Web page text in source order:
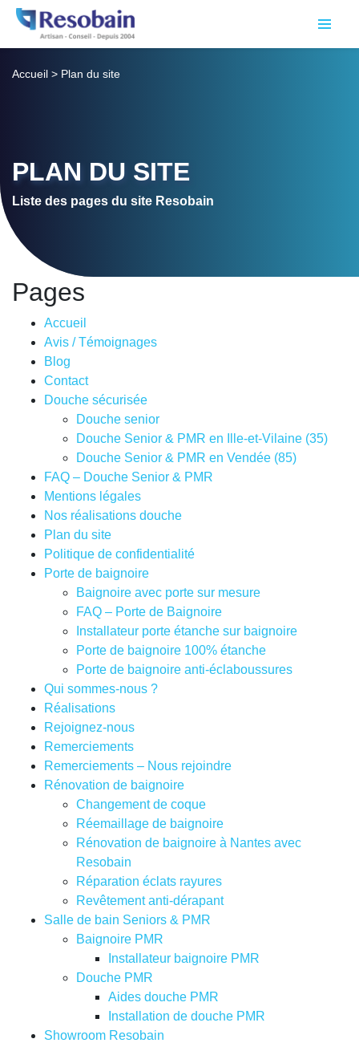
Accueil > Plan du site
PLAN DU SITE
Liste des pages du site Resobain
Pages
Accueil
Avis / Témoignages
Blog
Contact
Douche sécurisée
Douche senior
Douche Senior & PMR en Ille-et-Vilaine (35)
Douche Senior & PMR en Vendée (85)
FAQ – Douche Senior & PMR
Mentions légales
Nos réalisations douche
Plan du site
Politique de confidentialité
Porte de baignoire
Baignoire avec porte sur mesure
FAQ – Porte de Baignoire
Installateur porte étanche sur baignoire
Porte de baignoire 100% étanche
Porte de baignoire anti-éclaboussures
Qui sommes-nous ?
Réalisations
Rejoignez-nous
Remerciements
Remerciements – Nous rejoindre
Rénovation de baignoire
Changement de coque
Réemaillage de baignoire
Rénovation de baignoire à Nantes avec
Resobain
Réparation éclats rayures
Revêtement anti-dérapant
Salle de bain Seniors & PMR
Baignoire PMR
Installateur baignoire PMR
Douche PMR
Aides douche PMR
Installation de douche PMR
Showroom Resobain